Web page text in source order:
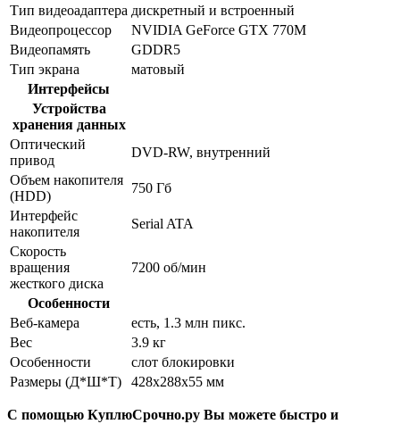
Тип видеоадаптера дискретный и встроенный
Видеопроцессор
NVIDIA GeForce GTX 770M
Видеопамять
GDDR5
Тип экрана
матовый
Интерфейсы
Устройства
хранения данных
Оптический
привод
DVD-RW, внутренний
Объем накопителя
(HDD)
750 Гб
Интерфейс
накопителя
Serial ATA
Скорость
вращения
жесткого диска
7200 об/мин
Особенности
Веб-камера
есть, 1.3 млн пикс.
Вес
3.9 кг
Особенности
слот блокировки
Размеры (Д*Ш*Т)
428x288x55 мм
С помощью КуплюСрочно.ру Вы можете быстро и